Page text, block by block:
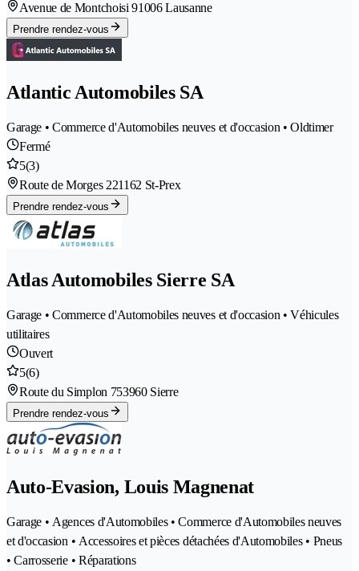
Avenue de Montchoisi 91006 Lausanne
Prendre rendez-vous
Atlantic Automobiles SA
Garage • Commerce d'Automobiles neuves et d'occasion • Oldtimer
Fermé
5(3)
Route de Morges 221162 St-Prex
Prendre rendez-vous
Atlas Automobiles Sierre SA
Garage • Commerce d'Automobiles neuves et d'occasion • Véhicules
utilitaires
Ouvert
5(6)
Route du Simplon 753960 Sierre
Prendre rendez-vous
Auto-Evasion, Louis Magnenat
Garage • Agences d'Automobiles • Commerce d'Automobiles neuves
et d'occasion • Accessoires et pièces détachées d'Automobiles • Pneus
• Carrosserie • Réparations